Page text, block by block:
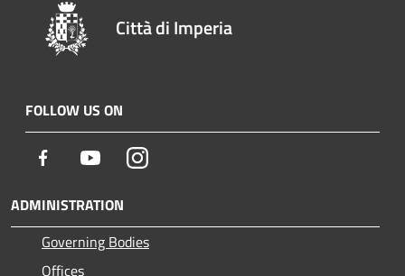
Città di Imperia
FOLLOW US ON
Facebook YoutubeInstagram
ADMINISTRATION
Governing Bodies
Offices